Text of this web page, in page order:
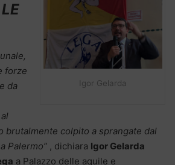
Igor Gelarda
forze
da
brutalmente colpito a sprangate dal
Palermo” , dichiara Igor Gelarda
a Palazzo delle aquile e